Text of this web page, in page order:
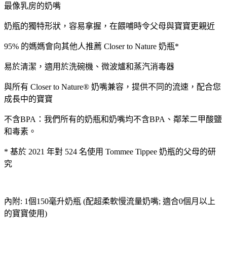
最像乳房的奶嘴
奶瓶的獨特形狀，容易拿握，在餵哺時令父母與寶寶更親近
95% 的媽媽會向其他人推薦 Closer to Nature 奶瓶*
易於清潔，適用於洗碗機、微波爐和蒸汽消毒器
與所有 Closer to Nature® 奶嘴兼容，提供不同的流速，配合您
成長中的寶寶
不含BPA：我們所有的奶瓶和奶嘴均不含BPA、鄰苯二甲酸鹽
和毒素。
* 基於 2021 年對 524 名使用 Tommee Tippee 奶瓶的父母的研
究
內附: 1個150毫升奶瓶 (配超柔軟慢流量奶嘴; 適合0個月以上
的寶寶使用)